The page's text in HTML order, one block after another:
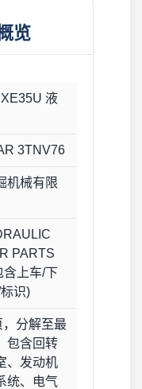
览
液
3TNV76
机械有限
PARTS
含上车/下
识)
分解至最
包含回转
、发动机
统、电气